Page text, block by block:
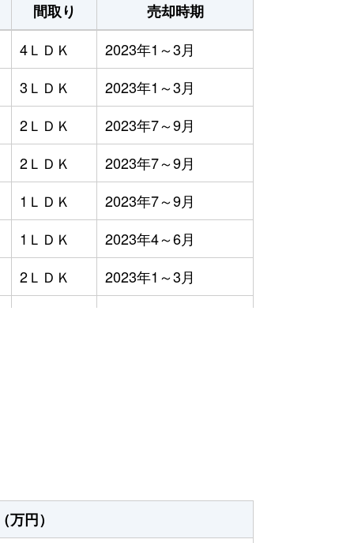
間取り
売却時期
4ＬＤＫ
2023年1～3月
3ＬＤＫ
2023年1～3月
2ＬＤＫ
2023年7～9月
2ＬＤＫ
2023年7～9月
1ＬＤＫ
2023年7～9月
1ＬＤＫ
2023年4～6月
2ＬＤＫ
2023年1～3月
4ＬＤＫ
2023年7～9月
万円）